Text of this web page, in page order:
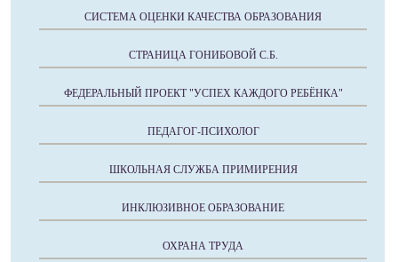
СИСТЕМА ОЦЕНКИ КАЧЕСТВА ОБРАЗОВАНИЯ
СТРАНИЦА ГОНИБОВОЙ С.Б.
ФЕДЕРАЛЬНЫЙ ПРОЕКТ "УСПЕХ КАЖДОГО РЕБЁНКА"
ПЕДАГОГ-ПСИХОЛОГ
ШКОЛЬНАЯ СЛУЖБА ПРИМИРЕНИЯ
ИНКЛЮЗИВНОЕ ОБРАЗОВАНИЕ
ОХРАНА ТРУДА